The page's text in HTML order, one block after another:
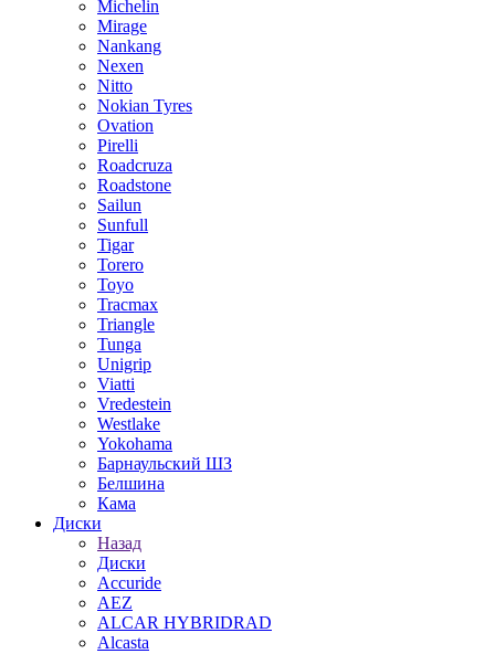
Michelin
Mirage
Nankang
Nexen
Nitto
Nokian Tyres
Ovation
Pirelli
Roadcruza
Roadstone
Sailun
Sunfull
Tigar
Torero
Toyo
Tracmax
Triangle
Tunga
Unigrip
Viatti
Vredestein
Westlake
Yokohama
Барнаульский ШЗ
Белшина
Кама
Диски
Назад
Диски
Accuride
AEZ
ALCAR HYBRIDRAD
Alcasta